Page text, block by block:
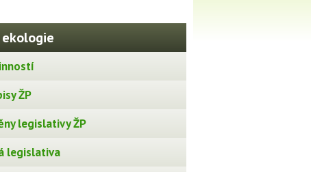
ŽP
legislativy ŽP
legislativa